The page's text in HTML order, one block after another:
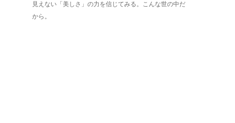
見えない「美しさ」の力を信じてみる。こんな世の中だ
から。